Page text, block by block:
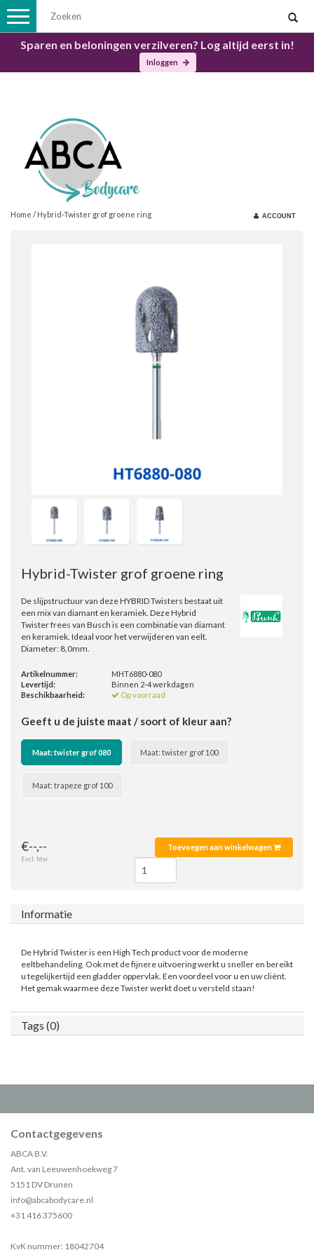
Sparen en beloningen verzilveren? Log altijd eerst in!
Inloggen
Toggle
navigation
Home / Hybrid-Twister grof groene ring ACCOUNT
Hybrid-Twister grof groene ring
De slijpstructuur van deze HYBRID Twisters bestaat uit
een mix van diamant en keramiek. Deze Hybrid
Twister frees van Busch is een combinatie van diamant
en keramiek. Ideaal voor het verwijderen van eelt.
Diameter: 8,0mm.
Artikelnummer:
MHT6880-080
Levertijd:
Binnen 2-4 werkdagen
Beschikbaarheid:
Op voorraad
Geeft u de juiste maat / soort of kleur aan?
Maat: twister grof 080 Maat: twister grof 100
Maat: trapeze grof 100
€--,--
Excl. btw
Toevoegen aan winkelwagen
Informatie
De Hybrid Twister is een High Tech product voor de moderne
eeltbehandeling. Ook met de fijnere uitvoering werkt u sneller en bereikt
u tegelijkertijd een gladder oppervlak. Een voordeel voor u en uw cliënt.
Het gemak waarmee deze Twister werkt doet u versteld staan!
Tags (0)
Contactgegevens
ABCA B.V.
Ant. van Leeuwenhoekweg 7
5151 DV Drunen
info@abcabodycare.nl
+31 416 375600
KvK nummer: 18042704